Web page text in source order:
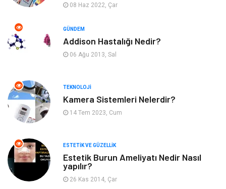
Organizasyon Hastalıklar
Kadın Hastalıkları Alternatif Tıp
Güzellik
Beslenme
Psikolojik Hastalıklar
08 Haz 2022, Çar
GÜNDEM
Addison Hastalığı Nedir?
06 Ağu 2013, Sal
TEKNOLOJI
Kamera Sistemleri Nelerdir?
14 Tem 2023, Cum
ESTETIK VE GÜZELLIK
Estetik Burun Ameliyatı Nedir Nasıl
yapılır?
26 Kas 2014, Çar